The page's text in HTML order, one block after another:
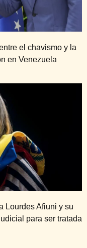
el chavismo y la
en Venezuela
Lourdes Afiuni y su
para ser tratada